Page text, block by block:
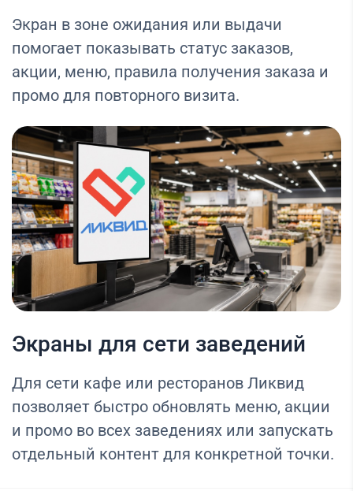
Экран в зоне ожидания или выдачи
помогает показывать статус заказов,
акции, меню, правила получения заказа и
промо для повторного визита.
Экраны для сети заведений
Для сети кафе или ресторанов Ликвид
позволяет быстро обновлять меню, акции
и промо во всех заведениях или запускать
отдельный контент для конкретной точки.